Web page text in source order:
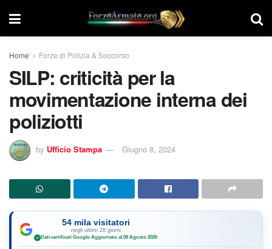
Home Forze di Polizia & Soccorso
SILP: criticità per la
movimentazione interna dei
poliziotti
by Ufficio Stampa Giugno 8, 2024
54 mila visitatori
negli ultimi 28 giorni
✓ Dati certificati Google·Aggiornato al 08 Agosto 2026